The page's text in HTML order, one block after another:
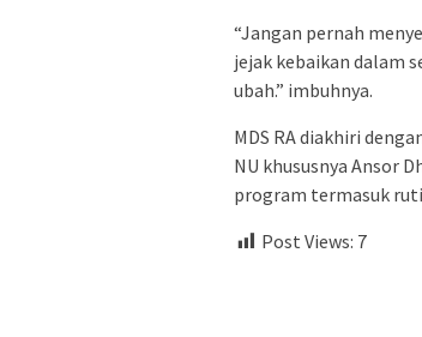
“Jangan pernah
jejak kebaikan dalam
ubah.” imbuhnya.
MDS RA diakhiri
NU khususnya Ansor
program termasuk
Post Views: 7